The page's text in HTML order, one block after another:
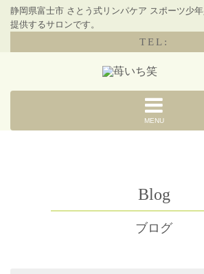
静岡県富士市 さとう式リンパケア スポーツ少
提供するサロンです。
TEL:
MENU
Blog
ブログ